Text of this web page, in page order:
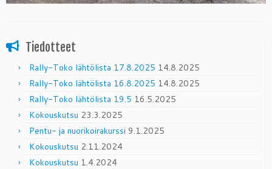
Tiedotteet
Rally-Toko lähtölista 17.8.2025 14.8.2025
Rally-Toko lähtölista 16.8.2025 14.8.2025
Rally-Toko lähtölista 19.5 16.5.2025
Kokouskutsu 23.3.2025
Pentu- ja nuorikoirakurssi 9.1.2025
Kokouskutsu 2.11.2024
Kokouskutsu 1.4.2024